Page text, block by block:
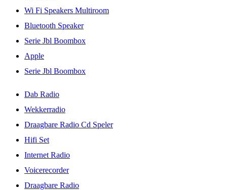
Wi Fi Speakers Multiroom
Bluetooth Speaker
Serie Jbl Boombox
Apple
Serie Jbl Boombox
Dab Radio
Wekkerradio
Draagbare Radio Cd Speler
Hifi Set
Internet Radio
Voicerecorder
Draagbare Radio